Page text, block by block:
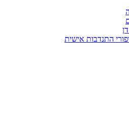
התנדבות אישית